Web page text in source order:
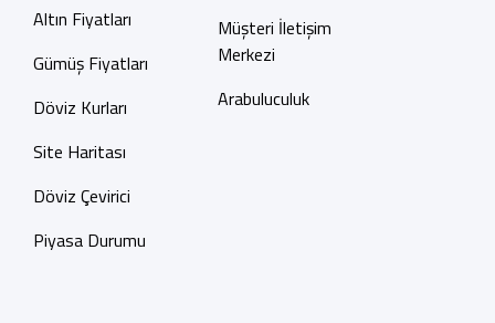
Altın Fiyatları
Gümüş Fiyatları
Döviz Kurları
Site Haritası
Döviz Çevirici
Piyasa Durumu
Müşteri İletişim
Merkezi
Arabuluculuk